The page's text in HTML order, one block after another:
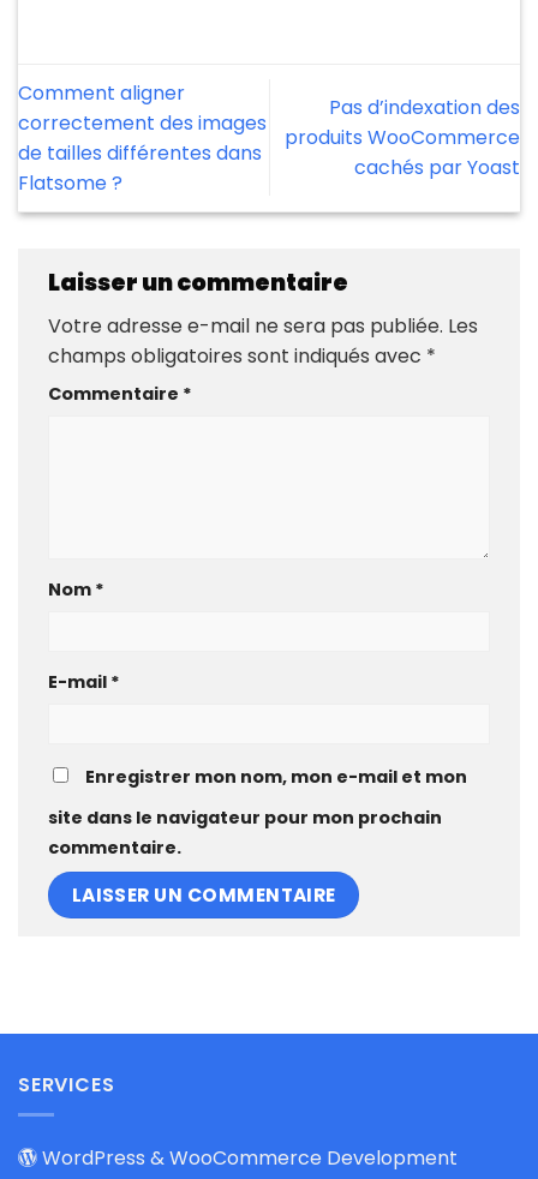
Comment aligner
correctement des images
de tailles différentes dans
Flatsome ?
Pas d’indexation des
produits WooCommerce
cachés par Yoast
Laisser un commentaire
Votre adresse e-mail ne sera pas publiée. Les
champs obligatoires sont indiqués avec *
Commentaire *
Nom *
E-mail *
Enregistrer mon nom, mon e-mail et mon
site dans le navigateur pour mon prochain
commentaire.
SERVICES
WordPress & WooCommerce Development